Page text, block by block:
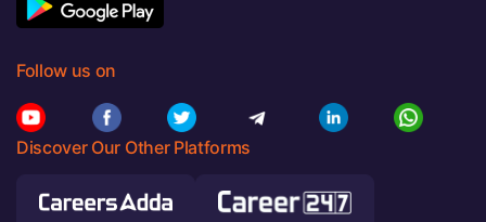
Follow us on
Discover Our Other Platforms